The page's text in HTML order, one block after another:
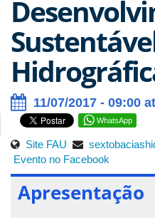
11/07/2017 - 09:00
WhatsApp
Site FAU
Evento no Facebook
Apresentação